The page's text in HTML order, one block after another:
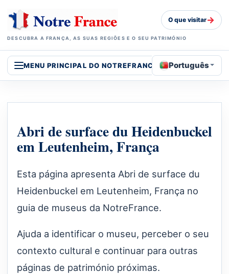
DESCUBRA A FRANÇA, AS SUAS REGIÕES E O SEU PATRIMÓNIO
O que visitar→
MENU PRINCIPAL DO NOTREFRANCE Português
Abri de surface du Heidenbuckel
em Leutenheim, França
Esta página apresenta Abri de surface du
Heidenbuckel em Leutenheim, França no
guia de museus da NotreFrance.
Ajuda a identificar o museu, perceber o seu
contexto cultural e continuar para outras
páginas de património próximas.